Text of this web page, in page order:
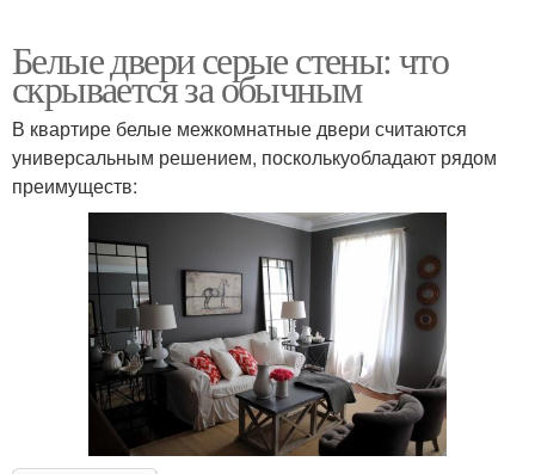
Белые двери серые стены: что
скрывается за обычным
В квартире белые межкомнатные двери считаются
универсальным решением, посколькуобладают рядом
преимуществ: